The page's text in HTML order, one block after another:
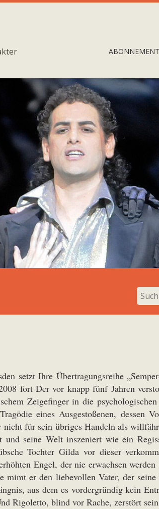
ABONNEMENT
setzt Ihre Übertragungsreihe
fort Der vor knapp fünf Jahren
Zeigefinger in die
eines Ausgestoßenen, dessen
für sein übriges Handeln als
und seine Welt inszeniert wie ein
Tochter Gilda vor dieser
Engel, der nie erwachsen
er den liebevollen Vater, der
aus dem es vordergründig kein
Rigoletto, blind vor Rache, zerstört